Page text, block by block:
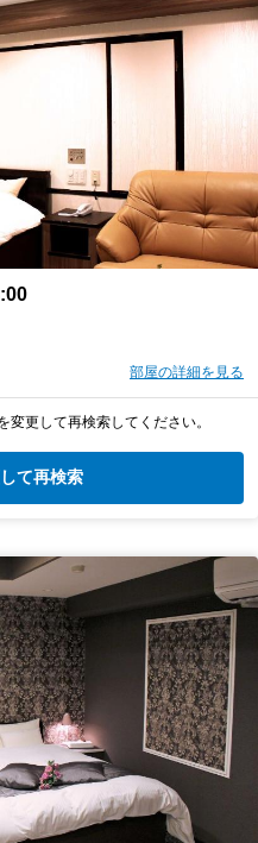
部屋の詳細を見る
更して再検索してください。
て再検索